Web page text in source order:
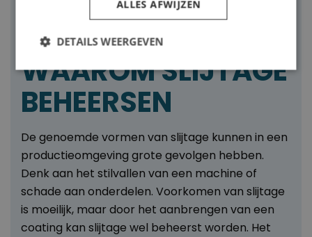
WAAROM SLIJTAGE
BEHEERSEN
De genoemde vormen van slijtage kunnen in een
productieomgeving grote gevolgen hebben.
Denk aan het stilvallen van een machine of
schade aan onderdelen. Voorkomen van slijtage
is moeilijk, maar door het aanbrengen van een
coating kan slijtage wel beheerst worden. Het
ALLES AFWIJZEN
DETAILS WEERGEVEN